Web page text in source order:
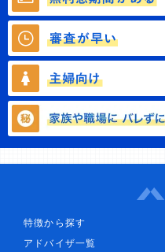
特徴から探す
アドバイザ一覧